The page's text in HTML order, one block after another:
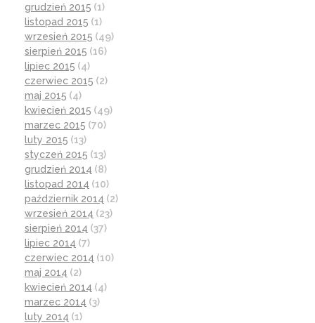
grudzień 2015 (1)
listopad 2015 (1)
wrzesień 2015 (49)
sierpień 2015 (16)
lipiec 2015 (4)
czerwiec 2015 (2)
maj 2015 (4)
kwiecień 2015 (49)
marzec 2015 (70)
luty 2015 (13)
styczeń 2015 (13)
grudzień 2014 (8)
listopad 2014 (10)
październik 2014 (2)
wrzesień 2014 (23)
sierpień 2014 (37)
lipiec 2014 (7)
czerwiec 2014 (10)
maj 2014 (2)
kwiecień 2014 (4)
marzec 2014 (3)
luty 2014 (1)